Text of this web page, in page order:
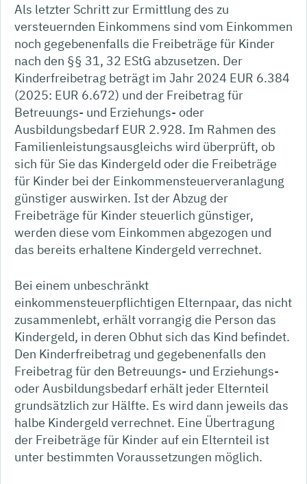
Als letzter Schritt zur Ermittlung des zu
versteuernden Einkommens sind vom Einkommen
noch gegebenenfalls die Freibeträge für Kinder
nach den §§ 31, 32 EStG abzusetzen. Der
Kinderfreibetrag beträgt im Jahr 2024 EUR 6.384
(2025: EUR 6.672) und der Freibetrag für
Betreuungs- und Erziehungs- oder
Ausbildungsbedarf EUR 2.928. Im Rahmen des
Familienleistungsausgleichs wird überprüft, ob
sich für Sie das Kindergeld oder die Freibeträge
für Kinder bei der Einkommensteuerveranlagung
günstiger auswirken. Ist der Abzug der
Freibeträge für Kinder steuerlich günstiger,
werden diese vom Einkommen abgezogen und
das bereits erhaltene Kindergeld verrechnet.
Bei einem unbeschränkt
einkommensteuerpflichtigen Elternpaar, das nicht
zusammenlebt, erhält vorrangig die Person das
Kindergeld, in deren Obhut sich das Kind befindet.
Den Kinderfreibetrag und gegebenenfalls den
Freibetrag für den Betreuungs- und Erziehungs-
oder Ausbildungsbedarf erhält jeder Elternteil
grundsätzlich zur Hälfte. Es wird dann jeweils das
halbe Kindergeld verrechnet. Eine Übertragung
der Freibeträge für Kinder auf ein Elternteil ist
unter bestimmten Voraussetzungen möglich.